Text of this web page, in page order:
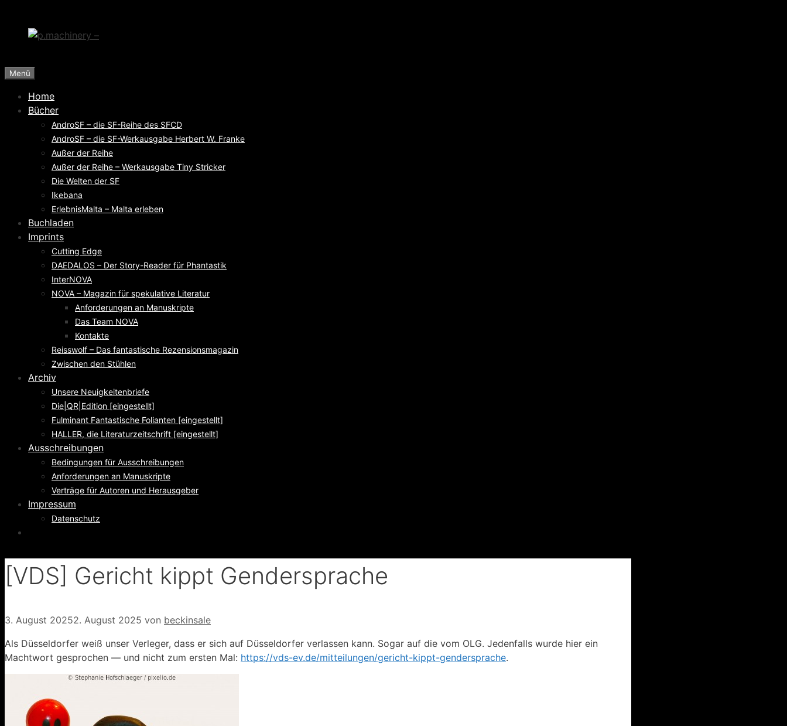
springen
Menü
Home
Bücher
AndroSF – die SF-Reihe des SFCD
AndroSF – die SF-Werkausgabe Herbert W. Franke
Außer der Reihe
Außer der Reihe – Werkausgabe Tiny Stricker
Die Welten der SF
Ikebana
ErlebnisMalta – Malta erleben
Buchladen
Imprints
Cutting Edge
DAEDALOS – Der Story-Reader für Phantastik
InterNOVA
NOVA – Magazin für spekulative Literatur
Anforderungen an Manuskripte
Das Team NOVA
Kontakte
Reisswolf – Das fantastische Rezensionsmagazin
Zwischen den Stühlen
Archiv
Unsere Neuigkeitenbriefe
Die|QR|Edition [eingestellt]
Fulminant Fantastische Folianten [eingestellt]
HALLER, die Literaturzeitschrift [eingestellt]
Ausschreibungen
Bedingungen für Ausschreibungen
Anforderungen an Manuskripte
Verträge für Autoren und Herausgeber
Impressum
Datenschutz
[VDS] Gericht kippt Gendersprache
3. August 20252. August 2025 von beckinsale
Als Düsseldorfer weiß unser Verleger, dass er sich auf Düsseldorfer verlassen kann. Sogar auf die vom OLG. Jedenfalls wurde hier ein
Machtwort gesprochen — und nicht zum ersten Mal: https://vds-ev.de/mitteilungen/gericht-kippt-gendersprache.